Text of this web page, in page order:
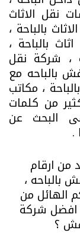
نقل الاثاث
بالباحة ،
بالباحة ،
، شركة نقل
بالباحه مع
، مكاتب
من كلمات
البحث عن
.
من ارقام
،
الهائل من
افضل شركة
؟